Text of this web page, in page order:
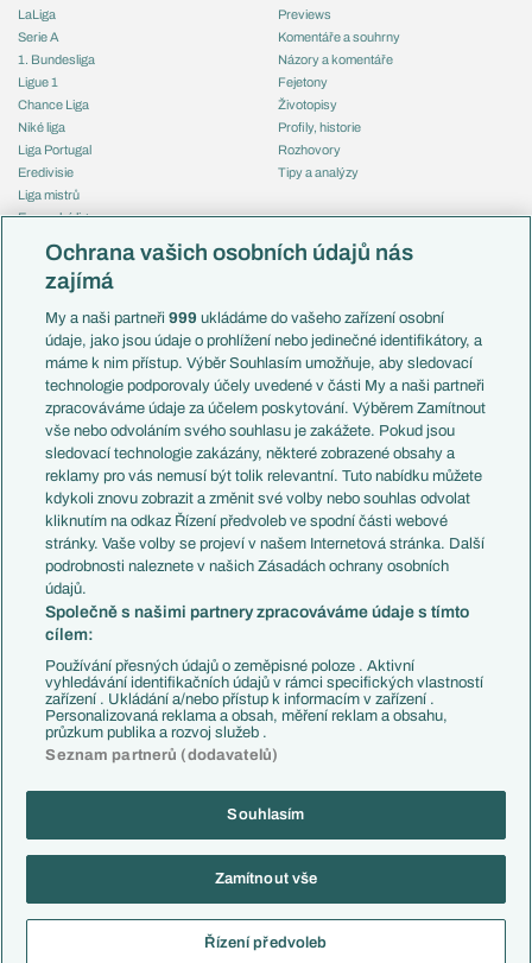
LaLiga
Serie A
1. Bundesliga
Ligue 1
Chance Liga
Niké liga
Liga Portugal
Eredivisie
Liga mistrů
Evropská liga
Mistrovství světa
Liga národů
Témata
Představení týmů MS
EuroSkauting
PL v kostce
Evropské koeficienty
Přestupy
Přestupové spekulace
Zranění
Kluby
Arsenal FC
Chelsea FC
Manchester United
AC Milán
Juventus FC
Bayern Mnichov
FC Barcelona
Real Madrid
Previews
Komentáře a souhrny
Názory a komentáře
Fejetony
Životopisy
Profily, historie
Rozhovory
Tipy a analýzy
Česko
Francie
Itálie
Německo
Španělsko
Argentina
Brazílie
Přestupy
Zápasy
Livescore
Tipovací soutěž
Copyright © 2001-2026 EuroFotbal.cz. Využíváme zpravodajství ČTK.
Informace o zpracování osobních údajů
Ochrana vašich osobních údajů nás
zajímá
My a naši partneři999 ukládáme do vašeho zařízení osobní
údaje, jako jsou údaje o prohlížení nebo jedinečné identifikátory, a
máme k nim přístup. Výběr Souhlasím umožňuje, aby sledovací
technologie podporovaly účely uvedené v části My a naši partneři
zpracováváme údaje za účelem poskytování. Výběrem Zamítnout
vše nebo odvoláním svého souhlasu je zakážete. Pokud jsou
sledovací technologie zakázány, některé zobrazené obsahy a
reklamy pro vás nemusí být tolik relevantní. Tuto nabídku můžete
kdykoli znovu zobrazit a změnit své volby nebo souhlas odvolat
kliknutím na odkaz Řízení předvoleb ve spodní části webové
stránky. Vaše volby se projeví v našem Internetová stránka. Další
podrobnosti naleznete v našich Zásadách ochrany osobních
údajů.
Společně s našimi partnery zpracováváme údaje s tímto
cílem:
Používání přesných údajů o zeměpisné poloze . Aktivní
vyhledávání identifikačních údajů v rámci specifických vlastností
zařízení . Ukládání a/nebo přístup k informacím v zařízení .
Personalizovaná reklama a obsah, měření reklam a obsahu,
průzkum publika a rozvoj služeb .
Seznam partnerů (dodavatelů)
Souhlasím
Zamítnout vše
Řízení předvoleb